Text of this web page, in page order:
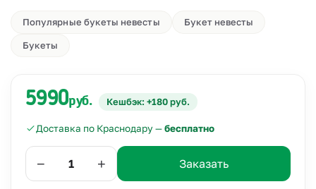
Популярные букеты невесты Букет невесты
Букеты
5990руб. Кешбэк: +180 руб.
Доставка по Краснодару —бесплатно
− + Заказать